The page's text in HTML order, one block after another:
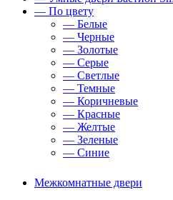
— По цвету
— Белые
— Черные
— Золотые
— Серые
— Светлые
— Темные
— Коричневые
— Красные
— Желтые
— Зеленые
— Синие
Межкомнатные двери